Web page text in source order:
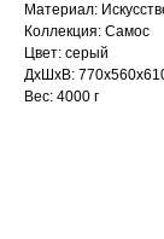
Материал:
Коллекция: Самос
Цвет: серый
ДxШxВ:
Вес: 4000 г